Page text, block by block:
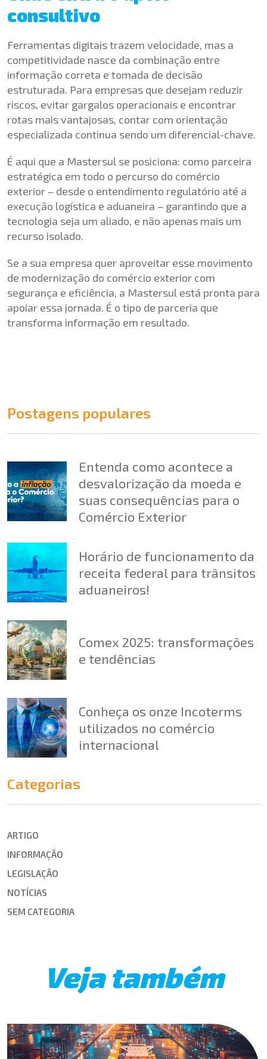
consultivo
Ferramentas digitais trazem velocidade, mas a
competitividade nasce da combinação entre
informação correta e tomada de decisão
estruturada. Para empresas que desejam reduzir
riscos, evitar gargalos operacionais e encontrar
rotas mais vantajosas, contar com orientação
especializada continua sendo um diferencial-chave.
É aqui que a Mastersul se posiciona: como parceira
estratégica em todo o percurso do comércio
exterior – desde o entendimento regulatório até a
execução logística e aduaneira – garantindo que a
tecnologia seja um aliado, e não apenas mais um
recurso isolado.
Se a sua empresa quer aproveitar esse movimento
de modernização do comércio exterior com
segurança e eficiência, a Mastersul está pronta para
apoiar essa jornada. É o tipo de parceria que
transforma informação em resultado.
Postagens populares
Entenda como acontece a
desvalorização da moeda e
suas consequências para o
Comércio Exterior
Horário de funcionamento da
receita federal para trânsitos
aduaneiros!
Comex 2025: transformações
e tendências
Conheça os onze Incoterms
utilizados no comércio
internacional
Categorias
ARTIGO
INFORMAÇÃO
LEGISLAÇÃO
NOTÍCIAS
SEM CATEGORIA
Veja também